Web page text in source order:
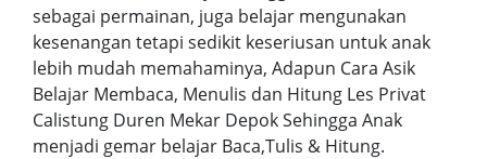
sebagai permainan, juga belajar mengunakan
kesenangan tetapi sedikit keseriusan untuk anak
lebih mudah memahaminya, Adapun Cara Asik
Belajar Membaca, Menulis dan Hitung Les Privat
Calistung Duren Mekar Depok Sehingga Anak
menjadi gemar belajar Baca,Tulis & Hitung.